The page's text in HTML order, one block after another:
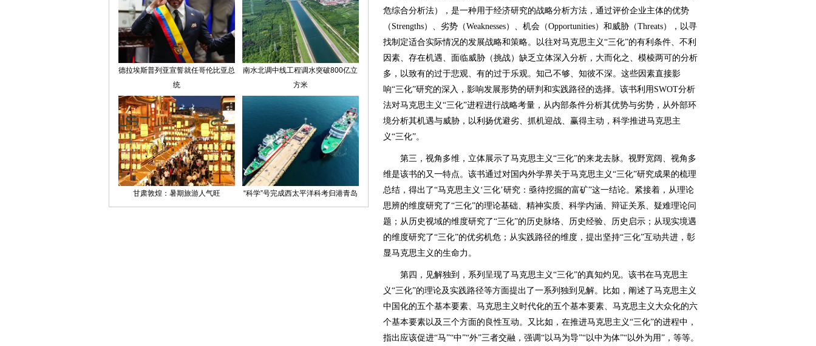
危综合分析法），是一种用于经济研究的战略分析方法，通过评价企业主体的优势
（Strengths）、劣势（Weaknesses）、机会（Opportunities）和威胁（Threats），以寻
找制定适合实际情况的发展战略和策略。以往对马克思主义“三化”的有利条件、不利
因素、存在机遇、面临威胁（挑战）缺乏立体深入分析，大而化之、模棱两可的分析
多，以致有的过于悲观、有的过于乐观。知己不够、知彼不深。这些因素直接影
响“三化”研究的深入，影响发展形势的研判和实践路径的选择。该书利用SWOT分析
法对马克思主义“三化”进程进行战略考量，从内部条件分析其优势与劣势，从外部环
境分析其机遇与威胁，以利扬优避劣、抓机迎战、赢得主动，科学推进马克思主
义“三化”。
第三，视角多维，立体展示了马克思主义“三化”的来龙去脉。视野宽阔、视角多
维是该书的又一特点。该书通过对国内外学界关于马克思主义“三化”研究成果的梳理
总结，得出了“马克思主义‘三化’研究：亟待挖掘的富矿”这一结论。紧接着，从理论
思辨的维度研究了“三化”的理论基础、精神实质、科学内涵、辩证关系、疑难理论问
题；从历史视域的维度研究了“三化”的历史脉络、历史经验、历史启示；从现实境遇
的维度研究了“三化”的优劣机危；从实践路径的维度，提出坚持“三化”互动共进，彰
显马克思主义的生命力。
第四，见解独到，系列呈现了马克思主义“三化”的真知灼见。该书在马克思主
义“三化”的理论及实践路径等方面提出了一系列独到见解。比如，阐述了马克思主义
中国化的五个基本要素、马克思主义时代化的五个基本要素、马克思主义大众化的六
个基本要素以及三个方面的良性互动。又比如，在推进马克思主义“三化”的进程中，
指出应该促进“马”“中”“外”三者交融，强调“以马为导”“以中为体”“以外为用”，等等。